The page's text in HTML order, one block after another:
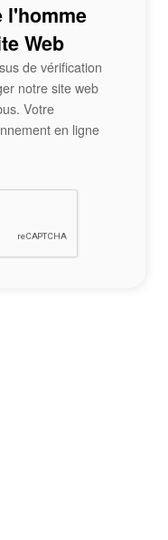
l'homme
Web
de vérification
notre site web
Votre
en ligne